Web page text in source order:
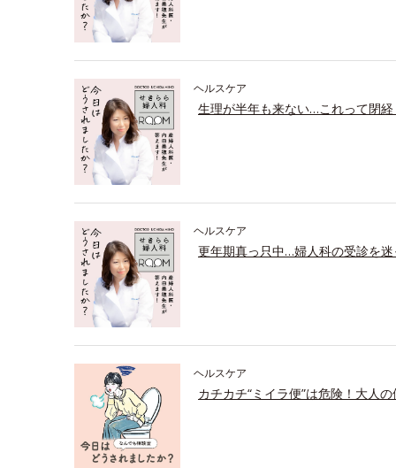
ヘルスケア
生理が半年も来ない…これって閉経
ヘルスケア
更年期真っ只中…婦人科の受診を
ヘルスケア
カチカチ“ミイラ便”は危険！大人